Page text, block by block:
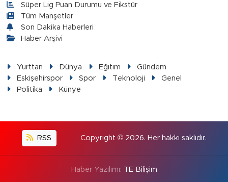
Süper Lig Puan Durumu ve Fikstür
Tüm Manşetler
Son Dakika Haberleri
Haber Arşivi
Yurttan Dünya Eğitim
Gündem
Eskişehirspor
Spor Teknoloji
Genel
Politika
Künye
RSS Copyright © 2026. Her hakkı saklıdır.
Haber Yazılımı: TE Bilişim